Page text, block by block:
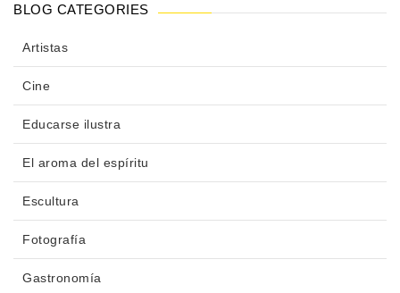
BLOG CATEGORIES
Artistas
Cine
Educarse ilustra
El aroma del espíritu
Escultura
Fotografía
Gastronomía